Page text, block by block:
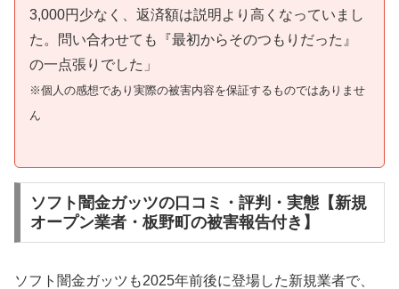
3,000円少なく、返済額は説明より高くなっていまし
た。問い合わせても『最初からそのつもりだった』
の一点張りでした」
※個人の感想であり実際の被害内容を保証するものではありませ
ん
ソフト闇金ガッツの口コミ・評判・実態【新規
オープン業者・板野町の被害報告付き】
ソフト闇金ガッツも2025年前後に登場した新規業者で、